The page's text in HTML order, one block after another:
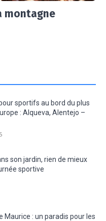
montagne
sportifs au bord du plus
: Alqueva, Alentejo –
son jardin, rien de mieux
sportive
Maurice : un paradis pour les